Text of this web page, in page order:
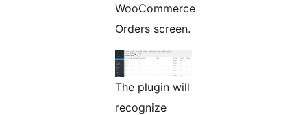
WooCommerce
Orders screen.
The plugin will
recognize